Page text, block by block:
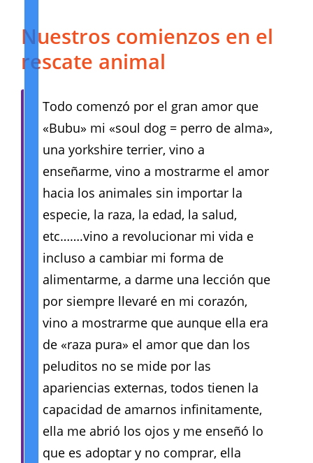
Nuestros comienzos en el
rescate animal
Todo comenzó por el gran amor que
«Bubu» mi «soul dog = perro de alma»,
una yorkshire terrier, vino a
enseñarme, vino a mostrarme el amor
hacia los animales sin importar la
especie, la raza, la edad, la salud,
etc…….vino a revolucionar mi vida e
incluso a cambiar mi forma de
alimentarme, a darme una lección que
por siempre llevaré en mi corazón,
vino a mostrarme que aunque ella era
de «raza pura» el amor que dan los
peluditos no se mide por las
apariencias externas, todos tienen la
capacidad de amarnos infinitamente,
ella me abrió los ojos y me enseñó lo
que es adoptar y no comprar, ella